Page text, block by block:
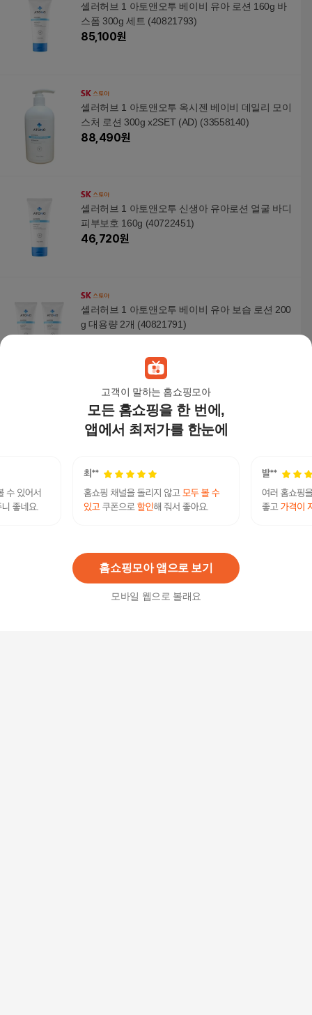
고객이 말하는 홈쇼핑모아
모든 홈쇼핑을 한 번에,
앱에서 최저가를 한눈에
홈쇼핑모아 앱으로 보기
모바일 웹으로 볼래요
셀러허브 1 아토앤오투 베이비 유아 로션 160g 바
스폼 300g 세트 (40821793)
85,100원
셀러허브 1 아토앤오투 옥시젠 베이비 데일리 모이
스처 로션 300g x2SET (AD) (33558140)
88,490원
셀러허브 1 아토앤오투 신생아 유아로션 얼굴 바디
피부보호 160g (40722451)
46,720원
셀러허브 1 아토앤오투 베이비 유아 보습 로션 200
g 대용량 2개 (40821791)
셀러허브 1 아토앤오투 옥시젠 데일리 모이스처 로
션 300g 대용량 아토엔오투 수분 무향 히알루론 (3
3558022)
88,490 원
셀러허브 1 아토앤오투 옥시젠 세라오 로션 160g x